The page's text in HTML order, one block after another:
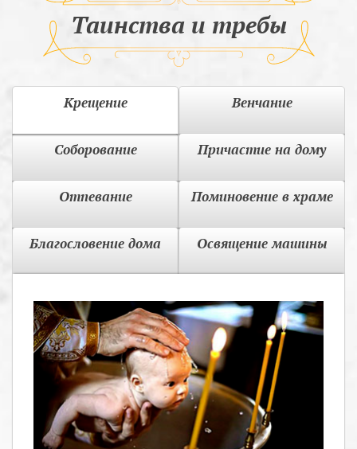
Таинства и требы
Крещение Венчание
Соборование Причастие на дому
Отпевание Поминовение в храме
Благословение дома Освящение машины